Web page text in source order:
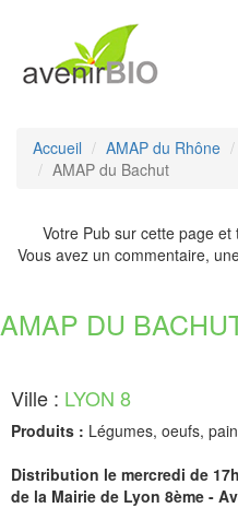
Accueil AMAP du Rhône
AMAP du Bachut
Votre Pub sur cette page
Vous avez un commentaire,
AMAP DU
Ville : LYON 8
Produits : Légumes, oeufs,
Distribution le mercredi de
de la Mairie de Lyon 8ème -